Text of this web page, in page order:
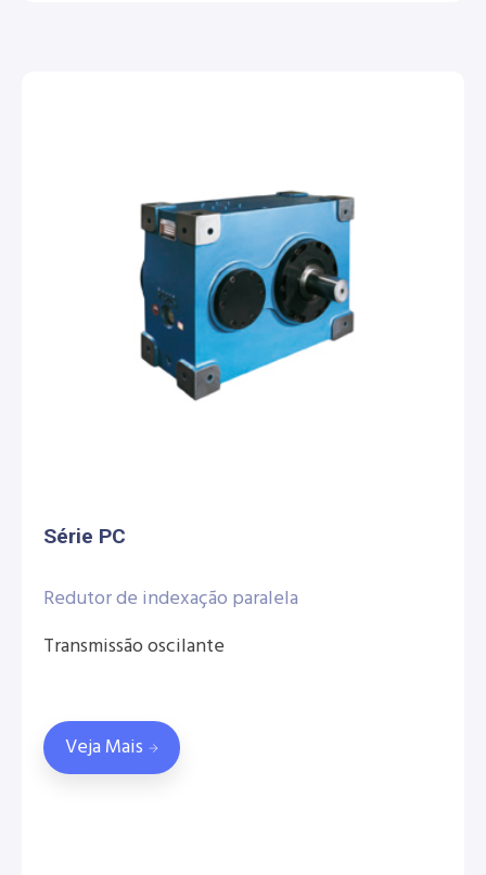
Série PC
Redutor de indexação paralela
Transmissão oscilante
Veja Mais